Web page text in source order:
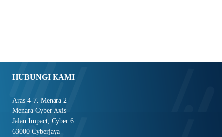
HUBUNGI KAMI
Aras 4-7, Menara 2
Menara Cyber Axis
Jalan Impact, Cyber 6
63000 Cyberjaya